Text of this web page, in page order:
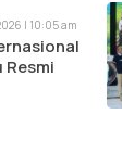
| 10:05 am